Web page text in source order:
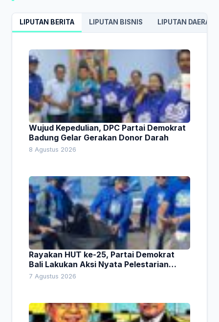
LIPUTAN BERITA LIPUTAN BISNIS LIPUTAN DAERAH
Wujud Kepedulian, DPC Partai Demokrat
Badung Gelar Gerakan Donor Darah
8 Agustus 2026
Rayakan HUT ke-25, Partai Demokrat
Bali Lakukan Aksi Nyata Pelestarian
Lingkungan
7 Agustus 2026